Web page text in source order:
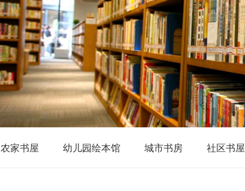
农家书屋 幼儿园绘本馆 城市书房 社区书屋